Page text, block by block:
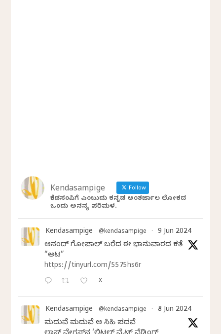
Kendasampige Follow
ಕೆಂಡಸಂಪಿಗೆ ಎಂಬುದು ಕನ್ನಡ ಅಂತರ್ಜಾಲ ಲೋಕದ
ಒಂದು ಅನನ್ಯ ಪರಿಮಳ.
Kendasampige @kendasampige · 9 Jun 2024
ಆನಂದ್‌ ಗೋಪಾಲ್‌ ಬರೆದ ಈ ಭಾನುವಾರದ ಕತೆ
“ಆಟ”
https://tinyurl.com/5575hs6r
X
Kendasampige @kendasampige · 8 Jun 2024
ಮದುವೆ ಮದುವೆ ಆ ಸಿಹಿ ಪದವೆ